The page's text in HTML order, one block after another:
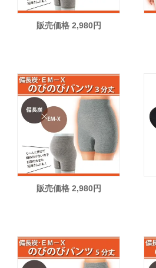
販売価格 2,980円
販売価格 2,980円